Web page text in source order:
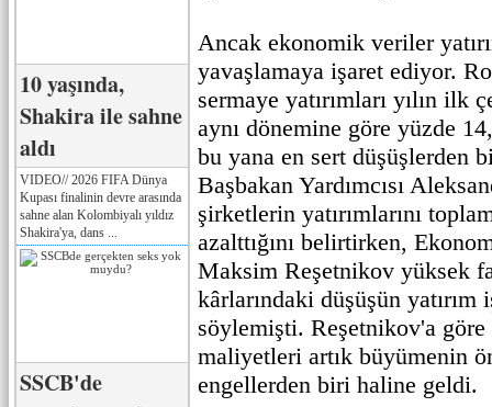
10 yaşında,
Shakira ile sahne
aldı
VIDEO// 2026 FIFA Dünya
Kupası finalinin devre arasında
sahne alan Kolombiyalı yıldız
Shakira'ya, dans ...
SSCB'de
Ancak ekonomik veriler
yavaşlamaya işaret ediyor.
sermaye yatırımları yılın ilk
aynı dönemine göre yüzde
bu yana en sert düşüşlerden
Başbakan Yardımcısı
şirketlerin yatırımlarını
azalttığını belirtirken,
Maksim Reşetnikov yüksek
kârlarındaki düşüşün yatırım
söylemişti. Reşetnikov'a
maliyetleri artık büyümenin
engellerden biri haline geldi.